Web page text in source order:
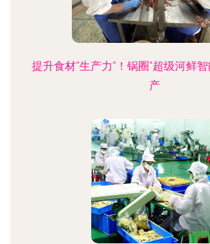
提升食材"生产力"！锅圈"超级河鲜
产